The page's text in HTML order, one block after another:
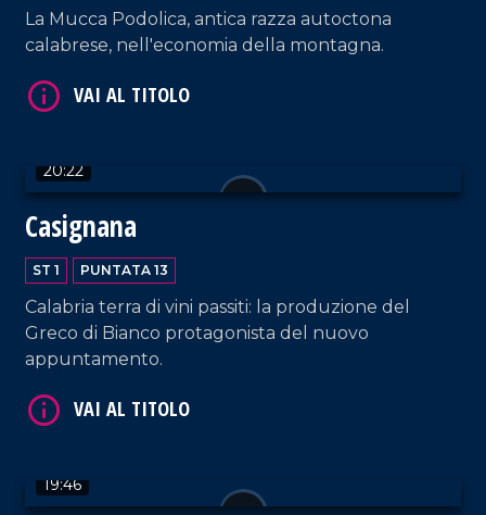
La Mucca Podolica, antica razza autoctona
calabrese, nell'economia della montagna.
20:22
Casignana
ST 1 PUNTATA 13
Calabria terra di vini passiti: la produzione del
Greco di Bianco protagonista del nuovo
appuntamento.
19:46
VAI AL TITOLO
VAI AL TITOLO